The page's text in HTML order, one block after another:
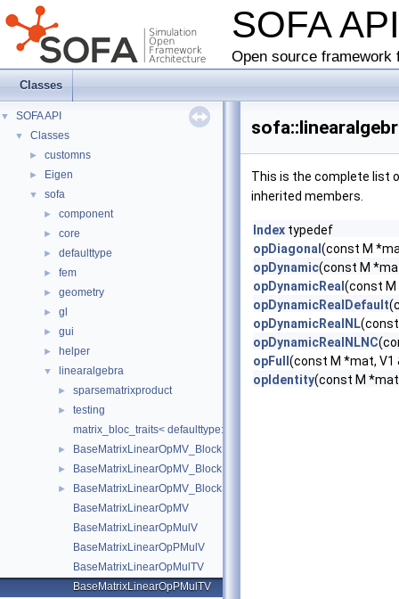
SOFA
Open source
Classes
▼ SOFA API
▼ Classes
► customns
► Eigen
▼ sofa
► component
► core
► defaulttype
► fem
► geometry
► gl
► gui
► helper
▼ linearalgebra
► sparsematrixproduct
►
testing
matrix_bloc_traits< defaulttype::RigidDeriv< N, T >, IndexType >
► BaseMatrixLinearOpMV_BlockDiagonal
► BaseMatrixLinearOpMV_BlockDiagonal< Real, 1, 1, add,
►
BaseMatrixLinearOpMV_BlockSparse
BaseMatrixLinearOpMV
BaseMatrixLinearOpMulV
BaseMatrixLinearOpPMulV
BaseMatrixLinearOpMulTV
BaseMatrixLinearOpPMulTV
This is the complete list
inherited members.
Index typedef
opDiagonal (const M
opDynamic(const M
opDynamicReal (const M
opDynamicRealDefault
opDynamicRealNL(const
opDynamicRealNLNC
opFull (const M *mat, V1
opIdentity(const M